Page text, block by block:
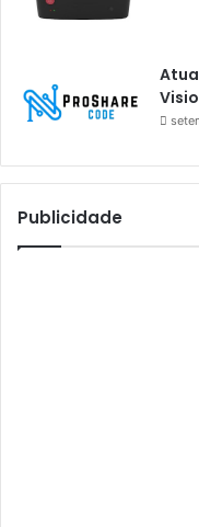
Athomics
Athomics
Atto
AttoNet
Publicidade